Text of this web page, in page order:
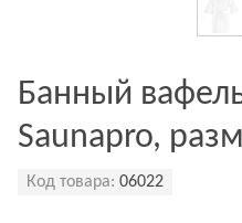
Банный
Saunapro,
Код товара: 06022